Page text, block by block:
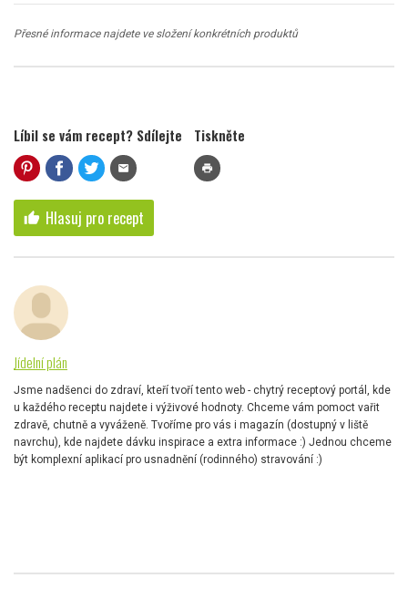
Přesné informace najdete ve složení konkrétních produktů
Líbil se vám recept? Sdílejte
mail
Tiskněte
print
thumb_up Hlasuj pro recept
Jídelní plán
Jsme nadšenci do zdraví, kteří tvoří tento web - chytrý receptový portál, kde
u každého receptu najdete i výživové hodnoty. Chceme vám pomoct vařit
zdravě, chutně a vyváženě. Tvoříme pro vás i magazín (dostupný v liště
navrchu), kde najdete dávku inspirace a extra informace :) Jednou chceme
být komplexní aplikací pro usnadnění (rodinného) stravování :)